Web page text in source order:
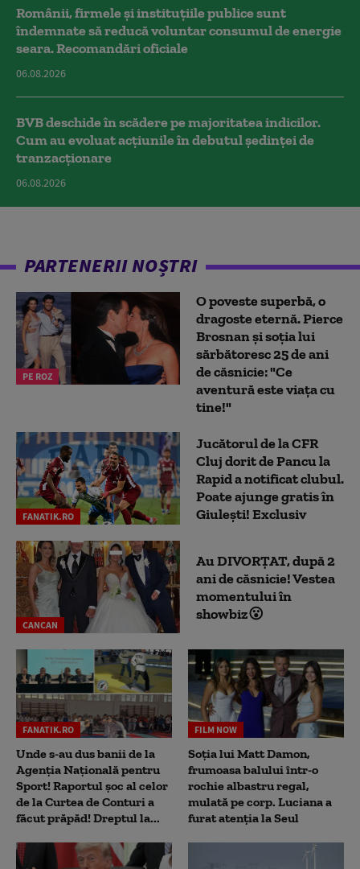
Românii, firmele și instituțiile publice sunt
îndemnate să reducă voluntar consumul de energie
seara. Recomandări oficiale
06.08.2026
BVB deschide în scădere pe majoritatea indicilor.
Cum au evoluat acțiunile în debutul ședinței de
tranzacționare
06.08.2026
PARTENERII NOȘTRI
PE ROZ
O poveste superbă, o
dragoste eternă. Pierce
Brosnan și soția lui
sărbătoresc 25 de ani
de căsnicie: "Ce
aventură este viața cu
tine!"
FANATIK.RO
Jucătorul de la CFR
Cluj dorit de Pancu la
Rapid a notificat clubul.
Poate ajunge gratis în
Giulești! Exclusiv
CANCAN
Au DIVORȚAT, după 2
ani de căsnicie! Vestea
momentului în
showbiz😮
FANATIK.RO
Unde s-au dus banii de la
Agenția Națională pentru
Sport! Raportul șoc al celor
de la Curtea de Conturi a
făcut prăpăd! Dreptul la...
FILM NOW
Soția lui Matt Damon,
frumoasa balului într-o
rochie albastru regal,
mulată pe corp. Luciana a
furat atenția la Seul